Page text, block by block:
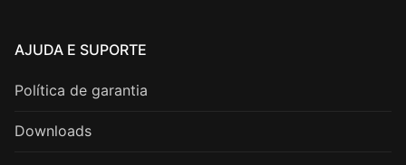
AJUDA E SUPORTE
Política de garantia
Downloads